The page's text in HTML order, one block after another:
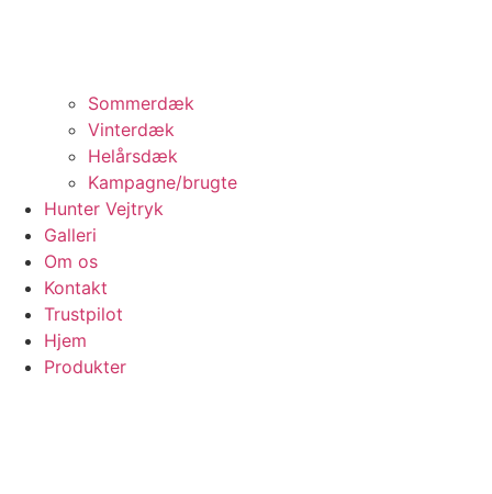
Sommerdæk
Vinterdæk
Helårsdæk
Kampagne/brugte
Hunter Vejtryk
Galleri
Om os
Kontakt
Trustpilot
Hjem
Produkter